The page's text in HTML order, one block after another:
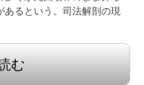
るという。司法解剖の現
む